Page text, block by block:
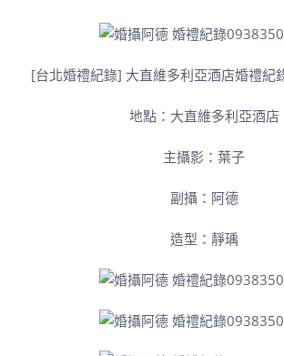
[台北婚禮紀錄] 大直維多利亞酒店婚禮紀
地點：大直維多利亞酒店
主攝影：葉子
副攝：阿德
造型：靜瑀